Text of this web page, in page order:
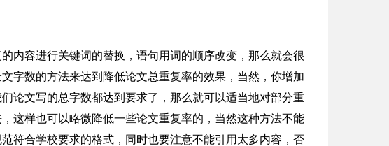
内容进行关键词的替换，语句用词的顺序改变，那么就会很
字数的方法来达到降低论文总重复率的效果，当然，你增加
论文写的总字数都达到要求了，那么就可以适当地对部分重
这样也可以略微降低一些论文重复率的，当然这种方法不能
符合学校要求的格式，同时也要注意不能引用太多内容，否